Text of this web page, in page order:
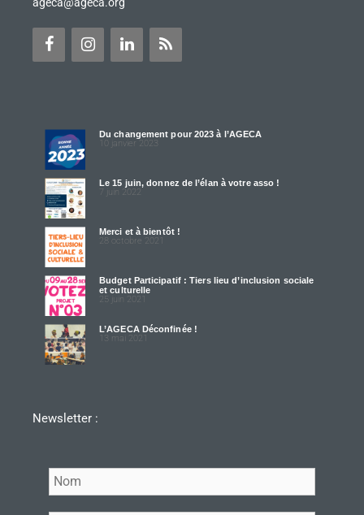
Du changement pour 2023 à l’AGECA
10 janvier 2023
Le 15 juin, donnez de l’élan à votre asso !
7 juin 2022
Merci et à bientôt !
28 octobre 2021
Budget Participatif : Tiers lieu d’inclusion sociale
et culturelle
25 juin 2021
L’AGECA Déconfinée !
13 mai 2021
Newsletter :